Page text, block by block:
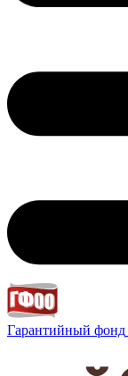
Гарантийный фонд